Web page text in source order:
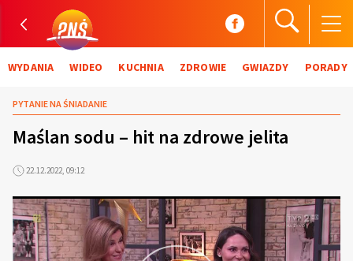
WYDANIA WIDEO KUCHNIA ZDROWIE GWIAZDY PORADY
PYTANIE NA ŚNIADANIE
Maślan sodu – hit na zdrowe jelita
22.12.2022, 09:12